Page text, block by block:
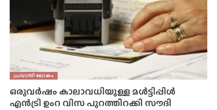
പ്രവാസി ലോകം
ഒരുവർഷം കാലാവധിയുള്ള മൾട്ടിപ്പിൾ
എൻട്രി ഉംറ വിസ പുറത്തിറക്കി സൗദി